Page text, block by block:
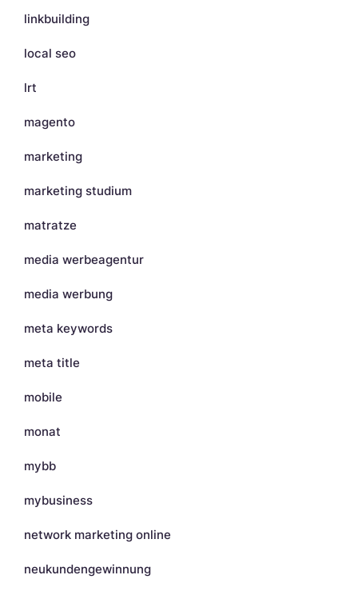
linkbuilding
local seo
lrt
magento
marketing
marketing studium
matratze
media werbeagentur
media werbung
meta keywords
meta title
mobile
monat
mybb
mybusiness
network marketing online
neukundengewinnung